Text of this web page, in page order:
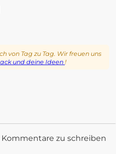
von Tag zu Tag. Wir freuen uns
und deine Ideen!
zu schreiben